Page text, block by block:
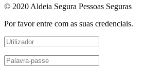
© 2020 Aldeia Segura Pessoas Seguras
Por favor entre com as suas credenciais.